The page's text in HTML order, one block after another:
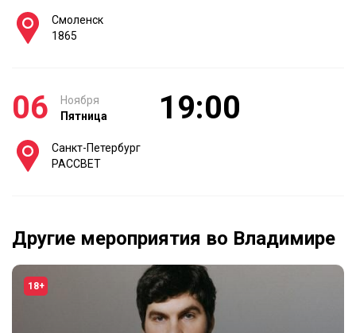
Смоленск
1865
06
Ноября
Пятница
19:00
Санкт-Петербург
РАССВЕТ
Другие мероприятия во Владимире
18+